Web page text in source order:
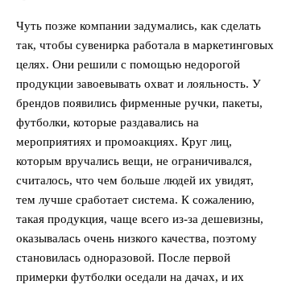
Чуть позже компании задумались, как сделать
так, чтобы сувенирка работала в маркетинговых
целях. Они решили с помощью недорогой
продукции завоевывать охват и лояльность. У
брендов появились фирменные ручки, пакеты,
футболки, которые раздавались на
мероприятиях и промоакциях. Круг лиц,
которым вручались вещи, не ограничивался,
считалось, что чем больше людей их увидят,
тем лучше сработает система. К сожалению,
такая продукция, чаще всего из-за дешевизны,
оказывалась очень низкого качества, поэтому
становилась одноразовой. После первой
примерки футболки оседали на дачах, и их